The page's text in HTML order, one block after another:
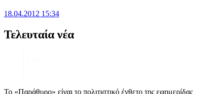
18.04.2012 15:34
Τελευταία νέα
Το «Παράθυρο» είναι το πολιτιστικό ένθετο της εφημερίδας